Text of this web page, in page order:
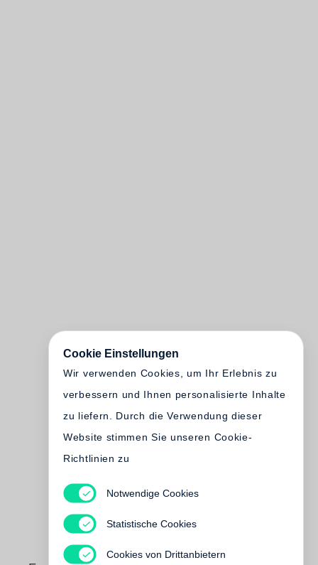
Cookie Einstellungen
Wir verwenden Cookies, um Ihr Erlebnis zu
verbessern und Ihnen personalisierte Inhalte
zu liefern. Durch die Verwendung dieser
Website stimmen Sie unseren Cookie-
Richtlinien zu
Notwendige Cookies
Statistische Cookies
Cookies von Drittanbietern